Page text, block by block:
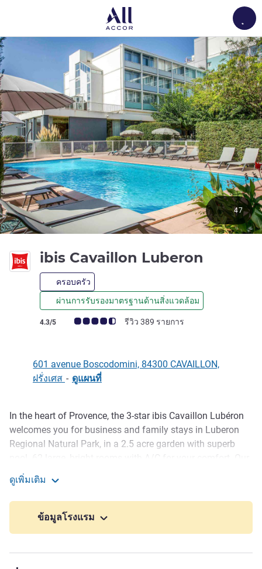
ibis Cavaillon Luberon
ครอบครัว
ผ่านการรับรองมาตรฐานด้านสิ่งแวดล้อม
คะแนนความคิดเห็นจากแขก (เรทติ้งบน ALL)
4.3/5 รีวิว 389 รายการ
47
601 avenue Boscodomini, 84300 CAVAILLON,
ฝรั่งเศส - ดูแผนที่
รายละเอียด
In the heart of Provence, the 3-star ibis Cavaillon Lubéron
welcomes you for business and family stays in Luberon
Regional Natural Park, in a 2.5 acre garden with superb
meeting rooms can be adapted to your needs. Enjoy
traditional cuisine at Restaurant Jeanette with beautiful
shaded terrace. The enclosed free car park has EV
charging stations.
TGV train station and 1.2 miles from downtown Cavaillon.
Majestic Mont Ventoux: 27 miles. Town of apt: 30 min.
ดูเพิ่มเติม
ข้อมูลโรงแรม